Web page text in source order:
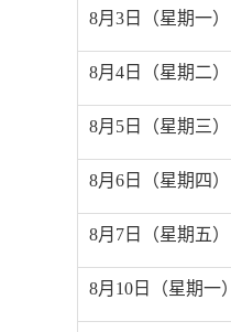
8月 3 日（星期一）
8月 4 日（星期二）
8月 5 日（星期三）
8月 6 日（星期四）
8月 7 日（星期五）
8月 10 日（星期一）